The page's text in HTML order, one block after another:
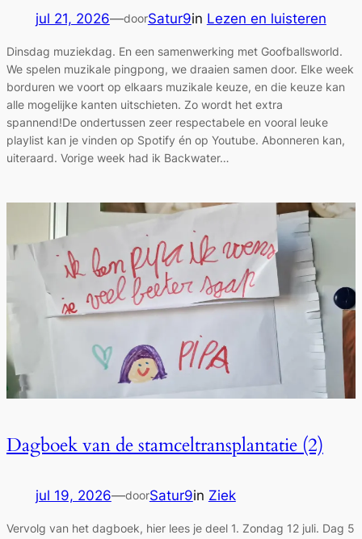
jul 21, 2026—doorSatur9in Lezen en luisteren
Dinsdag muziekdag. En een samenwerking met Goofballsworld.
We spelen muzikale pingpong, we draaien samen door. Elke week
borduren we voort op elkaars muzikale keuze, en die keuze kan
alle mogelijke kanten uitschieten. Zo wordt het extra
spannend!De ondertussen zeer respectabele en vooral leuke
playlist kan je vinden op Spotify én op Youtube. Abonneren kan,
uiteraard. Vorige week had ik Backwater…
Dagboek van de stamceltransplantatie (2)
jul 19, 2026—doorSatur9in Ziek
Vervolg van het dagboek, hier lees je deel 1. Zondag 12 juli. Dag 5